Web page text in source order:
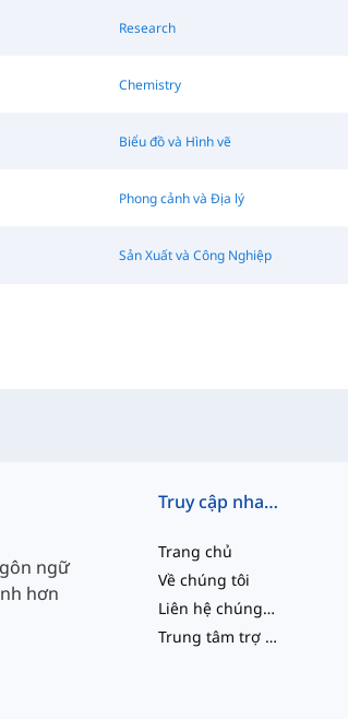
Research
Chemistry
Biểu đồ và Hình vẽ
Phong cảnh và Địa lý
Sản Xuất và Công Nghiệp
ngữ
hơn
Truy cập nhanh
Trang chủ
Về chúng tôi
Liên hệ chúng tôi
Trung tâm trợ giúp